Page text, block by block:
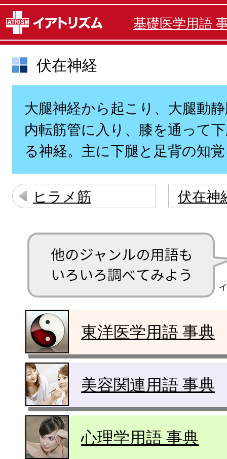
基礎医学用語
伏在神経
大腿神経から起こり、大腿動
内転筋管に入り、膝を通って
る神経。主に下腿と足背の知
ヒラメ筋 伏在神
東洋医学用語 事典
美容関連用語 事典
心理学用語 事典